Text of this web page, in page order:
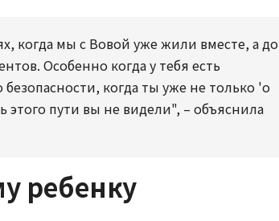
когда мы с Вовой уже жили вместе, а до
Особенно когда у тебя есть
когда ты уже не только 'о
этого пути вы не видели", – объяснила
ребенку